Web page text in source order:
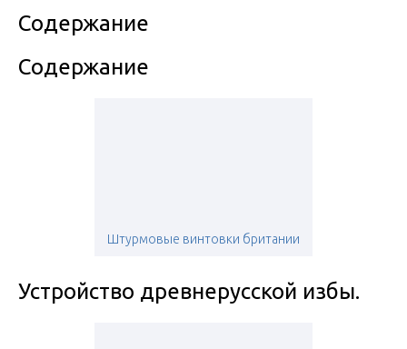
Содержание
Содержание
Штурмовые винтовки британии
Устройство древнерусской избы.